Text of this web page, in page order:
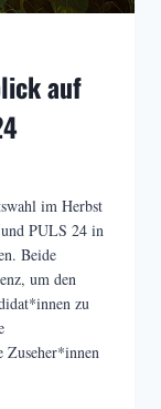
auf
im Herbst
PULS 24 in
Beide
um den
zu
Zuseher*innen